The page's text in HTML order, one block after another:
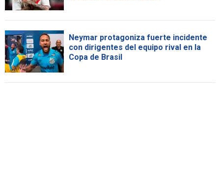
Neymar protagoniza fuerte incidente
con dirigentes del equipo rival en la
Copa de Brasil